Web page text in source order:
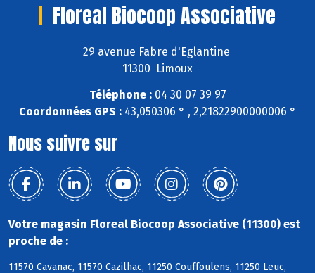
Floreal Biocoop Associative
29 avenue Fabre d'Eglantine
11300 Limoux
Téléphone :04 30 07 39 97
Coordonnées GPS : 43,050306 ° , 2,21822900000006 °
Nous suivre sur
Votre magasin Floreal Biocoop Associative (11300) est
proche de :
11570 Cavanac, 11570 Cazilhac, 11250 Couffoulens, 11250 Leuc,